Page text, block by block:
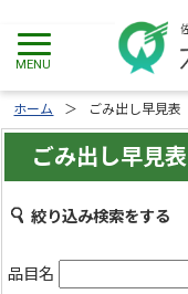
ホーム ごみ出し早見表
ごみ出し早見表
絞り込み検索をする
品目名